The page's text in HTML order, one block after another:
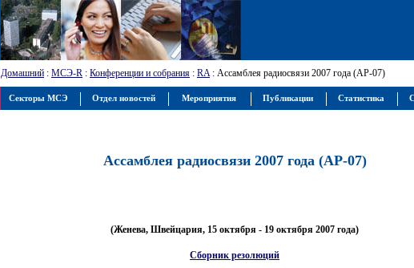
Домашний : МСЭ-R : Конференции и собрания : RA: Ассамблея радиосвязи 2007 года (АР-07)
Ассамблея радиосвязи 2007 года (АР-07)
(Женева, Швейцария, 15 октября - 19 октября 2007 года)
Сборник резолюций
Секторы МСЭ Отдел новостей Мероприятия Публикации Статистика